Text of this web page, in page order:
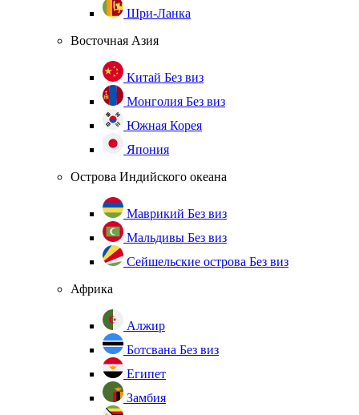
Шри-Ланка
Восточная Азия
Китай Без виз
Монголия Без виз
Южная Корея
Япония
Острова Индийского океана
Маврикий Без виз
Мальдивы Без виз
Сейшельские острова Без виз
Африка
Алжир
Ботсвана Без виз
Египет
Замбия